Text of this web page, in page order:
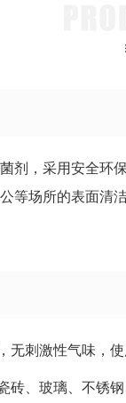
剂，采用安全环
等场所的表面清
无刺激性气味，使
砖、玻璃、不锈